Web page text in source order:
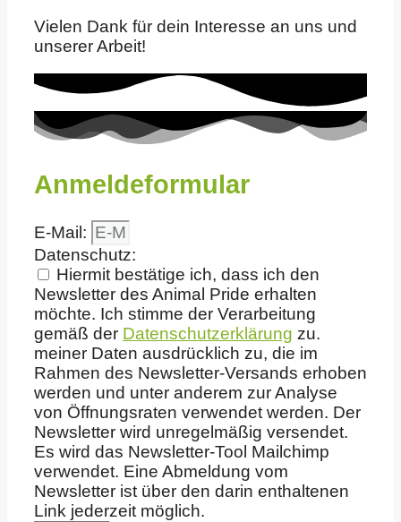
Vielen Dank für dein Interesse an uns und
unserer Arbeit!
Anmeldeformular
E-Mail:
Datenschutz:
Hiermit bestätige ich, dass ich den
Newsletter des Animal Pride erhalten
möchte. Ich stimme der Verarbeitung
gemäß der Datenschutzerklärung zu.
meiner Daten ausdrücklich zu, die im
Rahmen des Newsletter-Versands erhoben
werden und unter anderem zur Analyse
von Öffnungsraten verwendet werden. Der
Newsletter wird unregelmäßig versendet.
Es wird das Newsletter-Tool Mailchimp
verwendet. Eine Abmeldung vom
Newsletter ist über den darin enthaltenen
Link jederzeit möglich.